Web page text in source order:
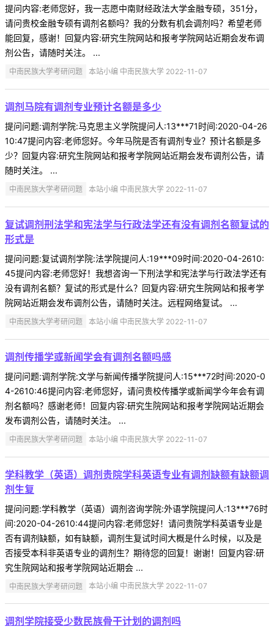
提问内容:老师您好，我一志愿中南财经政法大学金融专硕，351分，
请问贵校金融专硕有调剂名额吗？我的分数有机会调剂吗？希望老师
能回复，感谢！回复内容:研究生院网站和报考学院网站近期会发布调
剂公告，请随时关注。 ...
中南民族大学考研问题 本站小编 中南民族大学 2022-11-07
调剂马院有调剂专业预计名额是多少
提问问题:调剂学院:马克思主义学院提问人:13***71时间:2020-04-26
10:47提问内容:老师您好。今年马院是否有调剂专业？预计名额是多
少？回复内容:研究生院网站和报考学院网站近期会发布调剂公告，请
随时关注。 ...
中南民族大学考研问题 本站小编 中南民族大学 2022-11-07
复试调剂刑法学和宪法学与行政法学还有没有调剂名额复试的
形式是
提问问题:复试调剂学院:法学院提问人:19***09时间:2020-04-2610:
45提问内容:老师您好！我想咨询一下刑法学和宪法学与行政法学还有
没有调剂名额？复试的形式是什么？回复内容:研究生院网站和报考学
院网站近期会发布调剂公告，请随时关注。远程网络复试。 ...
中南民族大学考研问题 本站小编 中南民族大学 2022-11-07
调剂传播学或新闻学会有调剂名额吗感
提问问题:调剂学院:文学与新闻传播学院提问人:15***72时间:2020-0
4-2610:46提问内容:老师您好，请问贵校传播学或新闻学今年会有调
剂名额吗？感谢老师！回复内容:研究生院网站和报考学院网站近期会
发布调剂公告，请随时关注。 ...
中南民族大学考研问题 本站小编 中南民族大学 2022-11-07
学科教学（英语）调剂贵院学科英语专业有调剂缺额有缺额调
剂生复
提问问题:学科教学（英语）调剂咨询学院:外语学院提问人:13***76时
间:2020-04-2610:44提问内容:老师您好！请问贵院学科英语专业是
否有调剂缺额，如有缺额，调剂生复试时间大概是什么时候，以及是
否接受本科非英语专业的调剂生？期待您的回复！谢谢！回复内容:研
究生院网站和报考学院网站近期会 ...
中南民族大学考研问题 本站小编 中南民族大学 2022-11-07
调剂学院接受少数民族骨干计划的调剂吗